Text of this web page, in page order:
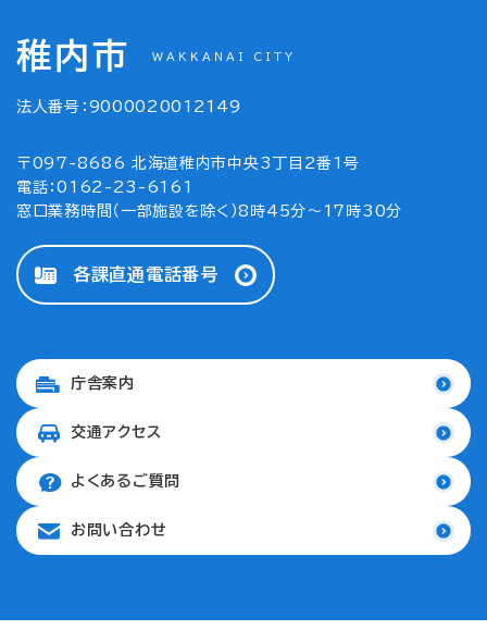
稚内市 WAKKANAI CITY
法人番号：9000020012149
〒097-8686 北海道稚内市中央3丁目2番1号
電話：0162-23-6161
窓口業務時間（一部施設を除く）8時45分～17時30分
各課直通電話番号
庁舎案内
交通アクセス
よくあるご質問
お問い合わせ